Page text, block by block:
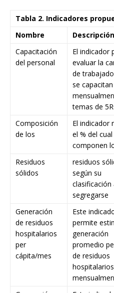
Tabla 2. Indicadores
Nombre
Descripción
Capacitación
del personal
El indicador
evaluar la
de
se capacitan
temas de
Composición
de los
El indicador
el % del cual
componen
Residuos
sólidos
residuos
según su
clasificación
segregarse
Generación
de residuos
hospitalarios
per
cápita/mes
Este
permite
generación
promedio
de residuos